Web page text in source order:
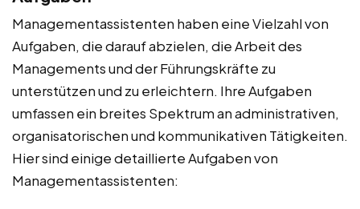
Managementassistenten haben eine Vielzahl von
Aufgaben, die darauf abzielen, die Arbeit des
Managements und der Führungskräfte zu
unterstützen und zu erleichtern. Ihre Aufgaben
umfassen ein breites Spektrum an administrativen,
organisatorischen und kommunikativen Tätigkeiten.
Hier sind einige detaillierte Aufgaben von
Managementassistenten: